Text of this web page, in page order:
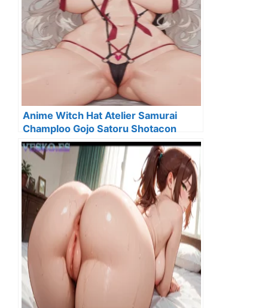
Anime Witch Hat Atelier Samurai
Champloo Gojo Satoru Shotacon